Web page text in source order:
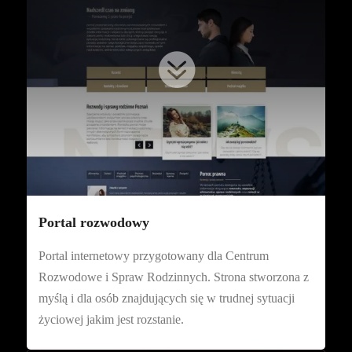

Portal rozwodowy
Portal internetowy przygotowany dla Centrum
Rozwodowe i Spraw Rodzinnych. Strona stworzona z
myślą i dla osób znajdujących się w trudnej sytuacji
życiowej jakim jest rozstanie.